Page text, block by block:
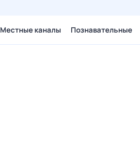
Местные каналы Познавательные